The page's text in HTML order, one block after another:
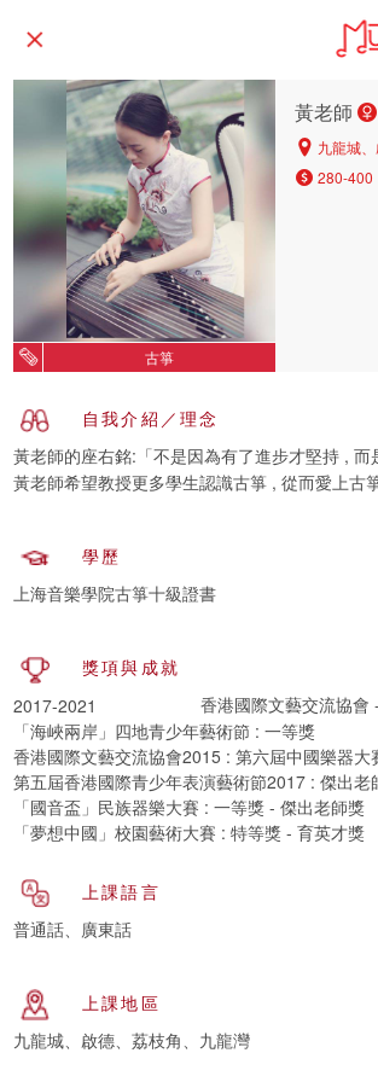
古箏
黃老師
九龍城
280-400
自我介紹／理念
黃老師的座右銘:「不是因為有了進步才堅持 , 而
黃老師希望教授更多學生認識古箏 , 從而愛上古箏
學歷
上海音樂學院古箏十級證書
獎項與成就
2017-2021
香港國際文藝交流協會
「海峽兩岸」四地青少年藝術節 : 一等獎
香港國際文藝交流協會2015 : 第六屆中國樂器大
第五屆香港國際青少年表演藝術節2017 : 傑出老
「國音盃」民族器樂大賽 : 一等獎 - 傑出老師獎
「夢想中國」校園藝術大賽 : 特等獎 - 育英才獎
上課語言
普通話、廣東話
上課地區
九龍城、啟德、荔枝角、九龍灣